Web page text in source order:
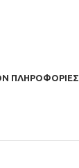
ΠΛΗΡΟΦΟΡΊΕΣ